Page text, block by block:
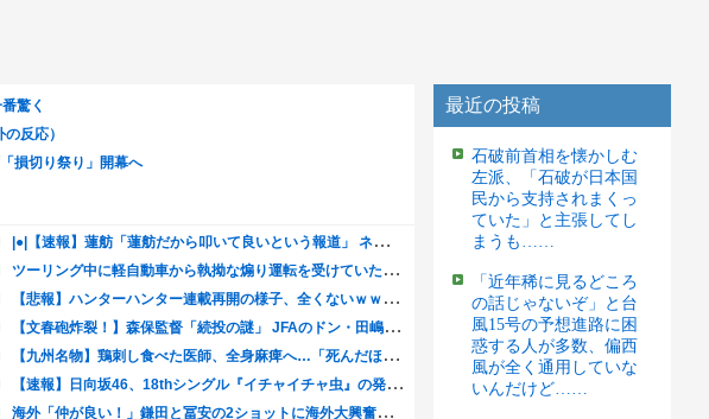
最近の投稿
石破前首相を懐かしむ
左派、「石破が日本国
民から支持されまくっ
ていた」と主張してし
まうも……
「近年稀に見るどころ
の話じゃないぞ」と台
風15号の予想進路に困
惑する人が多数、偏西
風が全く通用していな
いんだけど……